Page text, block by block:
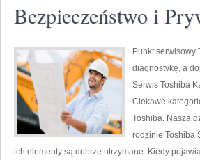
Bezpieczeństwo i
Punkt serwisowy
diagnostykę, a
Serwis Toshiba
Ciekawe
Toshiba. Nasza
rodzinie Toshiba
ich elementy są dobrze utrzymane. Kiedy